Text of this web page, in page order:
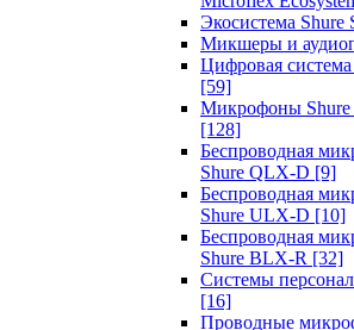
Экосистема Shure
Микшеры и
Цифровая
[59]
Микрофоны Shure
[128]
Беспроводная
Shure QLX-D [9]
Беспроводная
Shure ULX-D [10]
Беспроводная
Shure BLX-R [32]
Системы
[16]
Проводные